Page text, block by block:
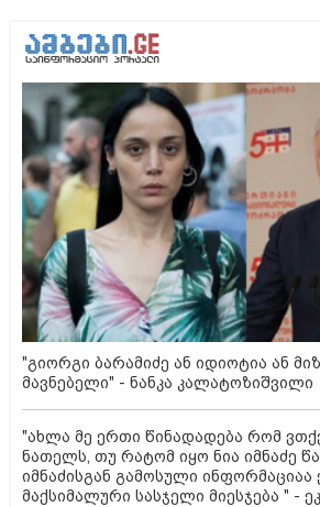
"გიორგი ბარამიძე ან იდიოტია ან
მავნებელი" - ნანკა კალატოზიშვილი
"ახლა მე ერთი წინადადება რომ
ნათელს, თუ რატომ იყო ნია იმნაძე
იმნაძისგან გამოსული ინფორმაციაა
მაქსიმალური სასჯელი მიესჯება " -